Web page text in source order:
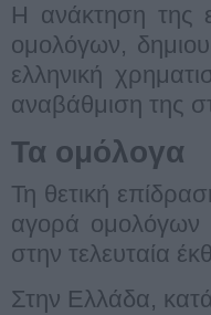
Η ανάκτηση της
ομολόγων,
ελληνική
αναβάθμιση της
Τα ομόλογα
Τη θετική
αγορά ομολόγων
στην τελευταία
Στην Ελλάδα,